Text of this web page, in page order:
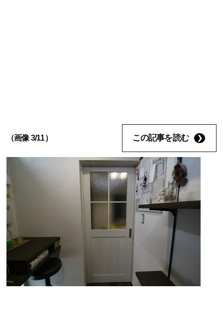
（画像 3/11） この記事を読む